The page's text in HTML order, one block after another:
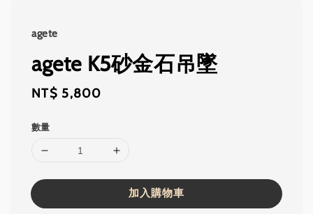
agete
agete K5砂金石吊墜
Regular
NT$ 5,800
數量
加入購物車